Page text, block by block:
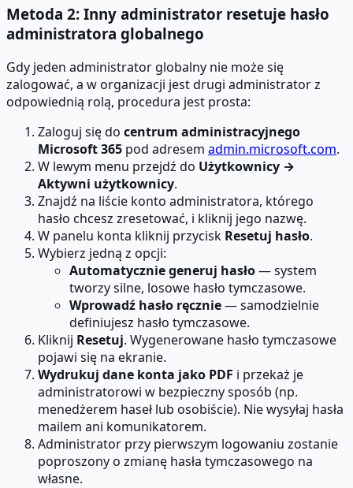
Metoda 2: Inny administrator resetuje hasło
administratora globalnego
Gdy jeden administrator globalny nie może się
zalogować, a w organizacji jest drugi administrator z
odpowiednią rolą, procedura jest prosta:
Zaloguj się do centrum administracyjnego
Microsoft 365 pod adresem admin.microsoft.com.
W lewym menu przejdź do Użytkownicy →
Aktywni użytkownicy.
Znajdź na liście konto administratora, którego
hasło chcesz zresetować, i kliknij jego nazwę.
W panelu konta kliknij przycisk Resetuj hasło.
Wybierz jedną z opcji:
Automatycznie generuj hasło— system
tworzy silne, losowe hasło tymczasowe.
Wprowadź hasło ręcznie— samodzielnie
definiujesz hasło tymczasowe.
Kliknij Resetuj. Wygenerowane hasło tymczasowe
pojawi się na ekranie.
Wydrukuj dane konta jako PDF i przekaż je
administratorowi w bezpieczny sposób (np.
menedżerem haseł lub osobiście). Nie wysyłaj hasła
mailem ani komunikatorem.
Administrator przy pierwszym logowaniu zostanie
poproszony o zmianę hasła tymczasowego na
własne.